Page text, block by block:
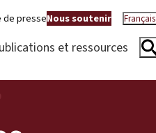
de presseNous soutenir Français
et ressources